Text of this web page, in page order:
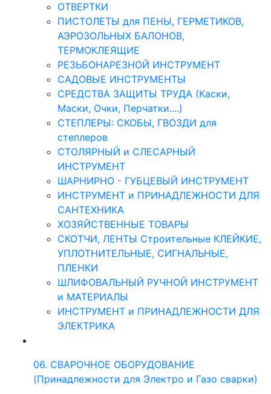
ОТВЕРТКИ
ПИСТОЛЕТЫ для ПЕНЫ, ГЕРМЕТИКОВ,
АЭРОЗОЛЬНЫХ БАЛОНОВ,
ТЕРМОКЛЕЯЩИЕ
РЕЗЬБОНАРЕЗНОЙ ИНСТРУМЕНТ
САДОВЫЕ ИНСТРУМЕНТЫ
СРЕДСТВА ЗАЩИТЫ ТРУДА (Каски,
Маски, Очки, Перчатки....)
СТЕПЛЕРЫ: СКОБЫ, ГВОЗДИ для
степлеров
СТОЛЯРНЫЙ и СЛЕСАРНЫЙ
ИНСТРУМЕНТ
ШАРНИРНО - ГУБЦЕВЫЙ ИНСТРУМЕНТ
ИНСТРУМЕНТ и ПРИНАДЛЕЖНОСТИ ДЛЯ
САНТЕХНИКА
ХОЗЯЙСТВЕННЫЕ ТОВАРЫ
СКОТЧИ, ЛЕНТЫ Строительные КЛЕЙКИЕ,
УПЛОТНИТЕЛЬНЫЕ, СИГНАЛЬНЫЕ,
ПЛЕНКИ
ШЛИФОВАЛЬНЫЙ РУЧНОЙ ИНСТРУМЕНТ
и МАТЕРИАЛЫ
ИНСТРУМЕНТ и ПРИНАДЛЕЖНОСТИ ДЛЯ
ЭЛЕКТРИКА
06. СВАРОЧНОЕ ОБОРУДОВАНИЕ
(Принадлежности для Электро и Газо сварки)